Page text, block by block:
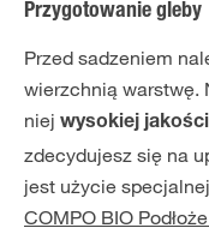
Przygotowanie gleby
Przed sadzeniem
wierzchnią warstwę.
niej wysokiej
zdecydujesz się na
jest użycie
COMPO BIO